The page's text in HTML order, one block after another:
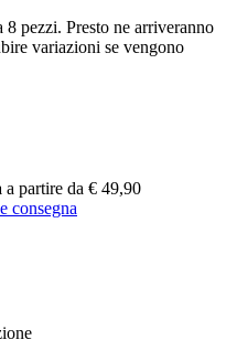
pezzi. Presto ne arriveranno
variazioni se vengono
a partire da € 49,90
consegna